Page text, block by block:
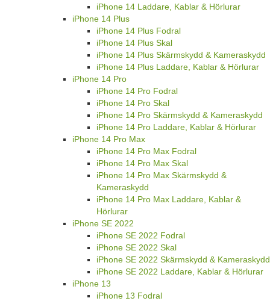
iPhone 14 Laddare, Kablar & Hörlurar
iPhone 14 Plus
iPhone 14 Plus Fodral
iPhone 14 Plus Skal
iPhone 14 Plus Skärmskydd & Kameraskydd
iPhone 14 Plus Laddare, Kablar & Hörlurar
iPhone 14 Pro
iPhone 14 Pro Fodral
iPhone 14 Pro Skal
iPhone 14 Pro Skärmskydd & Kameraskydd
iPhone 14 Pro Laddare, Kablar & Hörlurar
iPhone 14 Pro Max
iPhone 14 Pro Max Fodral
iPhone 14 Pro Max Skal
iPhone 14 Pro Max Skärmskydd &
Kameraskydd
iPhone 14 Pro Max Laddare, Kablar &
Hörlurar
iPhone SE 2022
iPhone SE 2022 Fodral
iPhone SE 2022 Skal
iPhone SE 2022 Skärmskydd & Kameraskydd
iPhone SE 2022 Laddare, Kablar & Hörlurar
iPhone 13
iPhone 13 Fodral